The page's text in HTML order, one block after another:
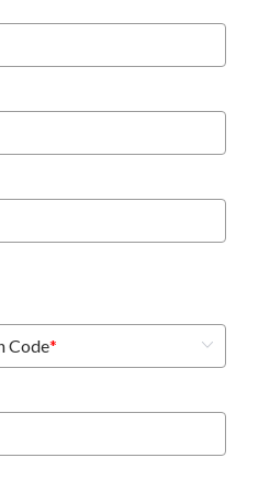
Code*